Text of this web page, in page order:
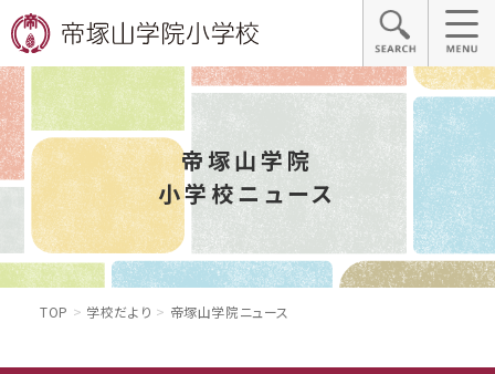
帝塚山学院
小学校ニュース
TOP 学校だより 帝塚山学院ニュース